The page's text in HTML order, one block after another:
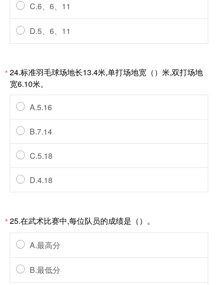
C.6、6、11
D.5、6、11
*24.标准羽毛球场地长13.4米,单打场地宽（）米,双打场地
宽6.10米。
A.5.16
B.7.14
C.5.18
D.4.18
*25.在武术比赛中,每位队员的成绩是（）。
A.最高分
B.最低分